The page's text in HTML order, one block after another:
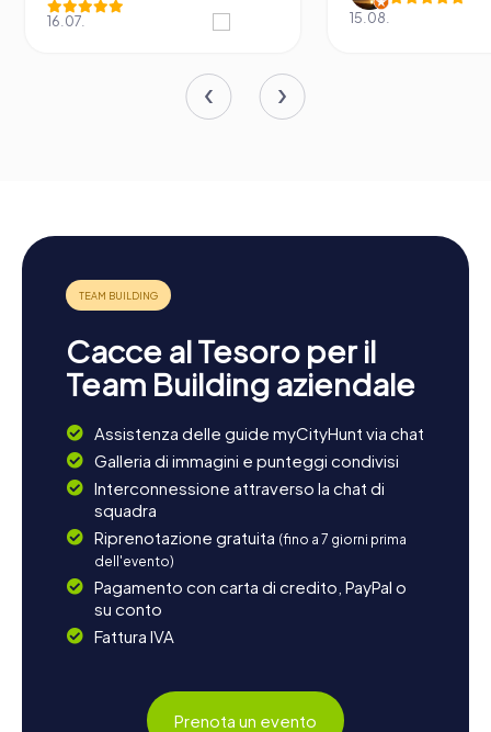
16.07. 15.08.
Cacce al Tesoro per il
Team Building aziendale
Assistenza delle guide myCityHunt via chat
Galleria di immagini e punteggi condivisi
Interconnessione attraverso la chat di
squadra
Riprenotazione gratuita (fino a 7 giorni prima
dell'evento)
Pagamento con carta di credito, PayPal o
su conto
Fattura IVA
Prenota un evento